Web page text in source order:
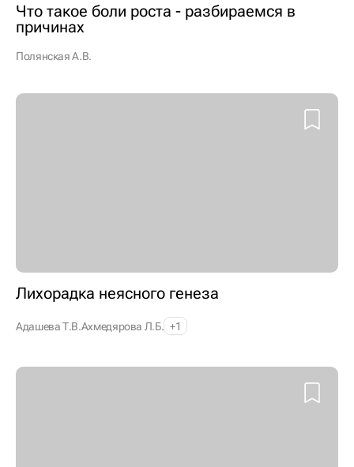
Что такое боли роста - разбираемся в
причинах
Полянская А.В.
Лихорадка неясного генеза
Адашева Т.В.Ахмедярова Л.Б. +1